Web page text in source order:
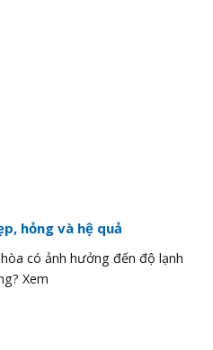
hỏng và hệ quả
có ảnh hưởng đến độ lạnh
Xem